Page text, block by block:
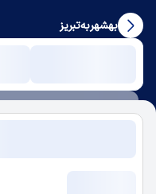
بهشهربهتبریز